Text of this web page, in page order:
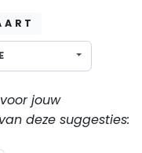
jouw
deze suggesties: